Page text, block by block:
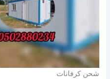
شحن كرفانات